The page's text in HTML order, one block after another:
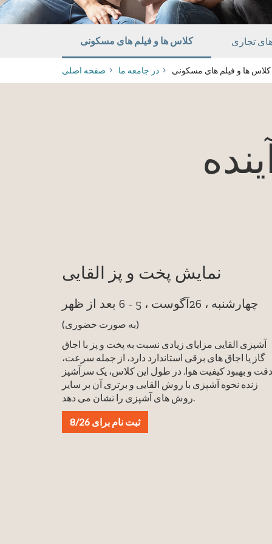
کلاس ها و فیلم های مسکونی تجاری
صفحه اصلی در جامعه ما کلاس ها و فیلم های مسکونی
نمایش پخت و پز القایی
چهارشنبه ، 26آگوست ، 5 - 6 بعد از ظهر
(به صورت حضوری)
آشپزی القایی مزایای زیادی نسبت به پخت و پز با اجاق
گاز یا اجاق های برقی استاندارد دارد، از جمله سرعت،
دقت و بهبود کیفیت هوا. در طول این کلاس، یک سرآشپز
زنده نحوه آشپزی با روش القایی و برتری آن بر سایر
روش های آشپزی را نشان می دهد.
ثبت نام برای 8/26